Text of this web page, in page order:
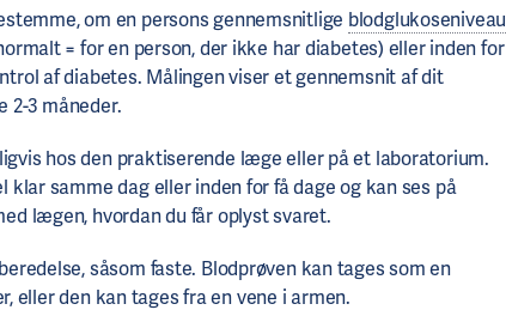
om en persons gennemsnitlige blodglukoseniveau
= for en person, der ikke har diabetes) eller inden for
af diabetes. Målingen viser et gennemsnit af dit
2-3 måneder.
hos den praktiserende læge eller på et laboratorium.
klar samme dag eller inden for få dage og kan ses på
lægen, hvordan du får oplyst svaret.
såsom faste. Blodprøven kan tages som en
eller den kan tages fra en vene i armen.